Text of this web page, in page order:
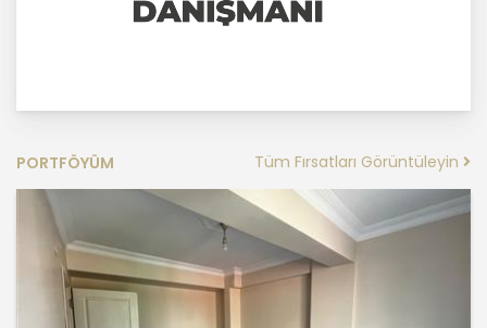
MASTERTURK FRANCHİSİNG
dürüstlük kurallarına uygun hareket
orantılılık gereklilikleri dikkate
alınacakve kişisel verileri işleme
amacı dışında kullanmayacaktır.
2. Kişisel Verilerin Doğru ve
Gerektiğinde Güncel Olmasını
Sağlama
PORTFÖYÜM Tüm Fırsatları Görüntüleyin